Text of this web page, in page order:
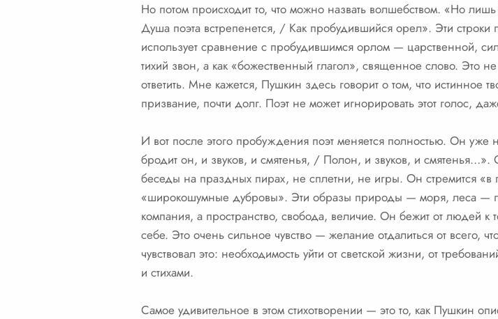
Но потом происходит то, что можно назвать волшебством. «Но
Душа поэта встрепенется, / Как пробудившийся орел». Эти
использует сравнение с пробудившимся орлом — царственной,
тихий звон, а как «божественный глагол», священное слово. Это
ответить. Мне кажется, Пушкин здесь говорит о том, что истинное
призвание, почти долг. Поэт не может игнорировать этот голос,
И вот после этого пробуждения поэт меняется полностью. Он
бродит он, и звуков, и смятенья, / Полон, и звуков, и
беседы на праздных пирах, не сплетни, не игры. Он стремится
«широкошумные дубровы». Эти образы природы — моря, леса —
компания, а пространство, свобода, величие. Он бежит от людей
себе. Это очень сильное чувство — желание отдалиться от всего,
чувствовал это: необходимость уйти от светской жизни, от
и стихами.
Самое удивительное в этом стихотворении — это то, как Пушкин